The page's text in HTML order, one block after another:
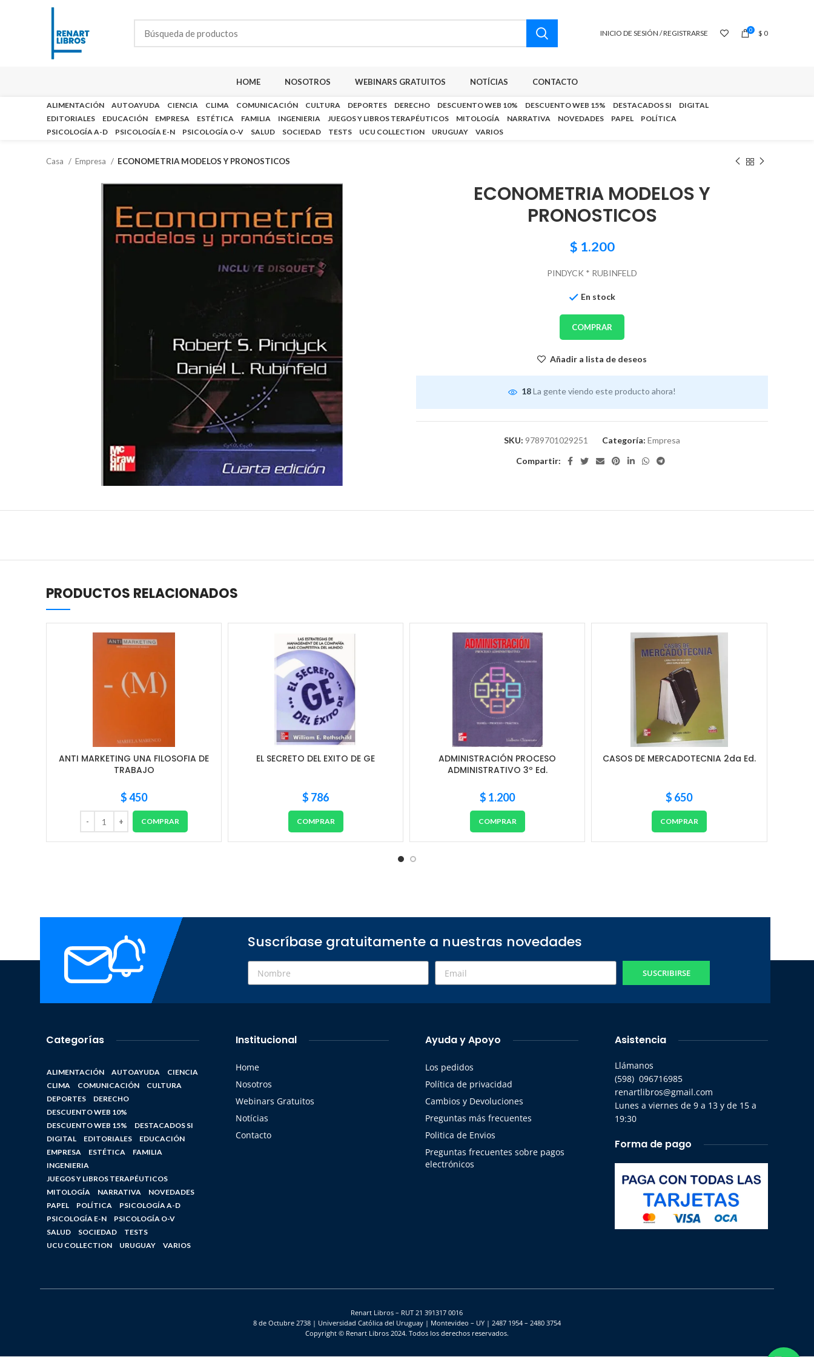
INICIO DE SESIÓN / REGISTRARSE 0 $ 0
HOME NOSOTROS WEBINARS GRATUITOS NOTÍCIAS CONTACTO
ALIMENTACIÓN AUTOAYUDA CIENCIA CLIMA COMUNICACIÓN CULTURA DEPORTES DERECHO DESCUENTO WEB 10% DESCUENTO WEB 15% DESTACADOS SI
DIGITAL
EDITORIALES
EDUCACIÓN EMPRESA ESTÉTICA FAMILIA INGENIERIA JUEGOS Y LIBROS TERAPÉUTICOS MITOLOGÍA NARRATIVA NOVEDADES PAPEL
POLÍTICA
PSICOLOGÍA A-D
PSICOLOGÍA E-N PSICOLOGÍA O-V SALUD SOCIEDAD TESTS UCU COLLECTION URUGUAY VARIOS
Casa Empresa ECONOMETRIA MODELOS Y PRONOSTICOS
ECONOMETRIA MODELOS Y
PRONOSTICOS
$ 1.200
PINDYCK * RUBINFELD
En stock
COMPRAR
Añadir a lista de deseos
18La gente viendo este producto ahora!
SKU: 9789701029251 Categoría: Empresa
Compartir:
PRODUCTOS RELACIONADOS
ANTI MARKETING UNA FILOSOFIA DE
TRABAJO
$450
COMPRAR
EL SECRETO DEL EXITO DE GE
$ 786
COMPRAR
ADMINISTRACIÓN PROCESO
ADMINISTRATIVO 3º Ed.
$ 1.200
COMPRAR
CASOS DE MERCADOTECNIA 2da Ed.
$ 650
COMPRAR
Suscríbase gratuitamente a nuestras novedades
SUSCRIBIRSE
Categorías
ALIMENTACIÓN AUTOAYUDA
CIENCIA
CLIMA
COMUNICACIÓN
CULTURA
DEPORTES
DERECHO
DESCUENTO WEB 10%
DESCUENTO WEB 15%
DESTACADOS SI
DIGITAL
EDITORIALES
EDUCACIÓN
EMPRESA
ESTÉTICA
FAMILIA
INGENIERIA
JUEGOS Y LIBROS TERAPÉUTICOS
MITOLOGÍA
NARRATIVA
NOVEDADES
PAPEL
POLÍTICA
PSICOLOGÍA A-D
PSICOLOGÍA E-N
PSICOLOGÍA O-V
SALUD
SOCIEDAD
TESTS
UCU COLLECTION
URUGUAY VARIOS
Institucional
Home
Nosotros
Webinars Gratuitos
Notícias
Contacto
Ayuda y Apoyo
Los pedidos
Política de privacidad
Cambios y Devoluciones
Preguntas más frecuentes
Politica de Envios
Preguntas frecuentes sobre pagos
electrónicos
Asistencia
Llámanos
(598) 096716985
renartlibros@gmail.com
Lunes a viernes de 9 a 13 y de 15 a
19:30
Forma de pago
Renart Libros – RUT 21 391317 0016
8 de Octubre 2738 | Universidad Católica del Uruguay | Montevideo – UY | 2487 1954 – 2480 3754
Copyright © Renart Libros 2024. Todos los derechos reservados.